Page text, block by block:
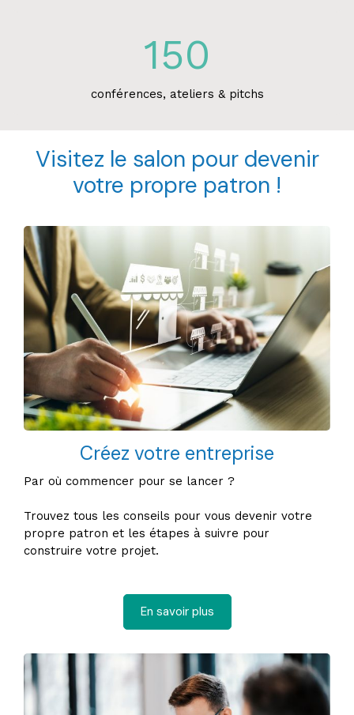
150
conférences, ateliers & pitchs
Visitez le salon pour devenir
votre propre patron !
Créez votre entreprise
Par où commencer pour se lancer ?
Trouvez tous les conseils pour vous devenir votre
propre patron et les étapes à suivre pour
construire votre projet.
En savoir plus